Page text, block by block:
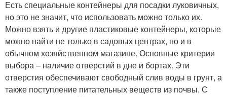
Есть специальные контейнеры для посадки луковичных,
но это не значит, что использовать можно только их.
Можно взять и другие пластиковые контейнеры, которые
можно найти не только в садовых центрах, но и в
обычном хозяйственном магазине. Основные критерии
выбора – наличие отверстий в дне и бортах. Эти
отверстия обеспечивают свободный слив воды в грунт, а
также поступление питательных веществ из почвы. С